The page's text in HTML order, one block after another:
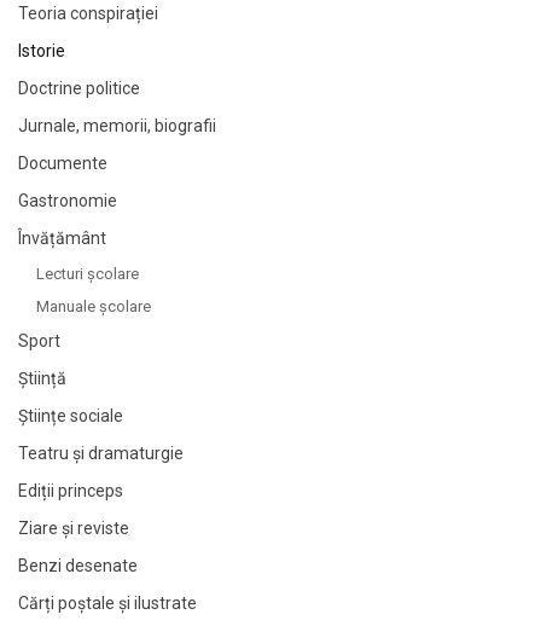
Teoria conspirației
Istorie
Doctrine politice
Jurnale, memorii, biografii
Documente
Gastronomie
Învățământ
Lecturi şcolare
Manuale şcolare
Sport
Știință
Științe sociale
Teatru și dramaturgie
Ediții princeps
Ziare şi reviste
Benzi desenate
Cărți poștale și ilustrate